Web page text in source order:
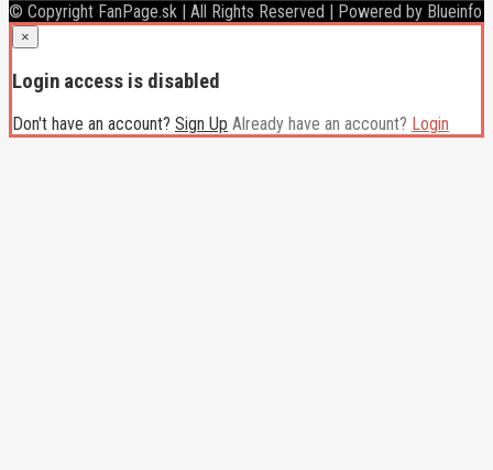
© Copyright FanPage.sk | All Rights Reserved | Powered by Blueinfo
×
Login access is disabled
Don't have an account? Sign Up Already have an account? Login